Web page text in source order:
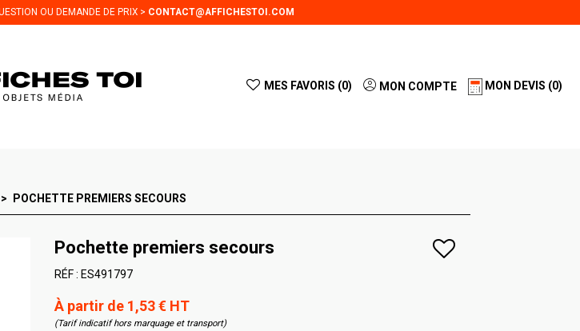
OU DEMANDE DE PRIX > CONTACT@AFFICHESTOI.COM
MES FAVORIS (0) MON COMPTE MON DEVIS (0)
POCHETTE PREMIERS SECOURS
Pochette premiers secours
RÉF : ES491797
À partir de 1,53 € HT
(Tarif indicatif hors marquage et transport)